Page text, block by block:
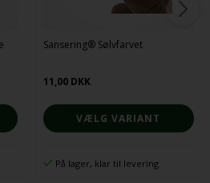
Sansering® Sølvfarvet
11,00 DKK
VÆLG VARIANT
På lager, klar til levering